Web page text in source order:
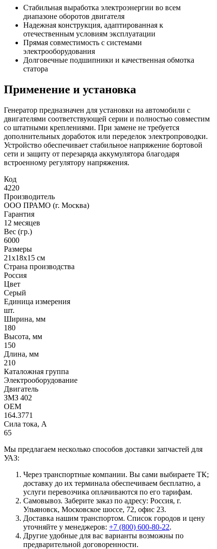
Стабильная выработка электроэнергии во всем
диапазоне оборотов двигателя
Надежная конструкция, адаптированная к
отечественным условиям эксплуатации
Прямая совместимость с системами
электрооборудования
Долговечные подшипники и качественная обмотка
статора
Применение и установка
Генератор предназначен для установки на автомобили с
двигателями соответствующей серии и полностью совместим
со штатными креплениями. При замене не требуется
дополнительных доработок или переделок электропроводки.
Устройство обеспечивает стабильное напряжение бортовой
сети и защиту от перезаряда аккумулятора благодаря
встроенному регулятору напряжения.
Код
4220
Производитель
ООО ПРАМО (г. Москва)
Гарантия
12 месяцев
Вес (гр.)
6000
Размеры
21х18х15 см
Страна производства
Россия
Цвет
Серый
Единица измерения
шт.
Ширина, мм
180
Высота, мм
150
Длина, мм
210
Каталожная группа
Электрооборудование
Двигатель
ЗМЗ 402
OEM
164.3771
Сила тока, А
65
Мы предлагаем несколько способов доставки запчастей для
УАЗ:
Через транспортные компании. Вы сами выбираете ТК;
доставку до их терминала обеспечиваем бесплатно, а
услуги перевозчика оплачиваются по его тарифам.
Самовывоз. Заберите заказ по адресу: Россия, г.
Ульяновск, Московское шоссе, 72, офис 23.
Доставка нашим транспортом. Список городов и цену
уточняйте у менеджеров: +7 (800) 600-80-22.
Другие удобные для вас варианты возможны по
предварительной договоренности.